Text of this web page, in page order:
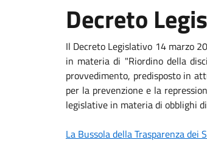
Decreto
Il Decreto Legislativo 14 marzo
in materia di "Riordino della
provvedimento, predisposto in
per la prevenzione e la
legislative in materia di obblighi
La Bussola della Trasparenza dei